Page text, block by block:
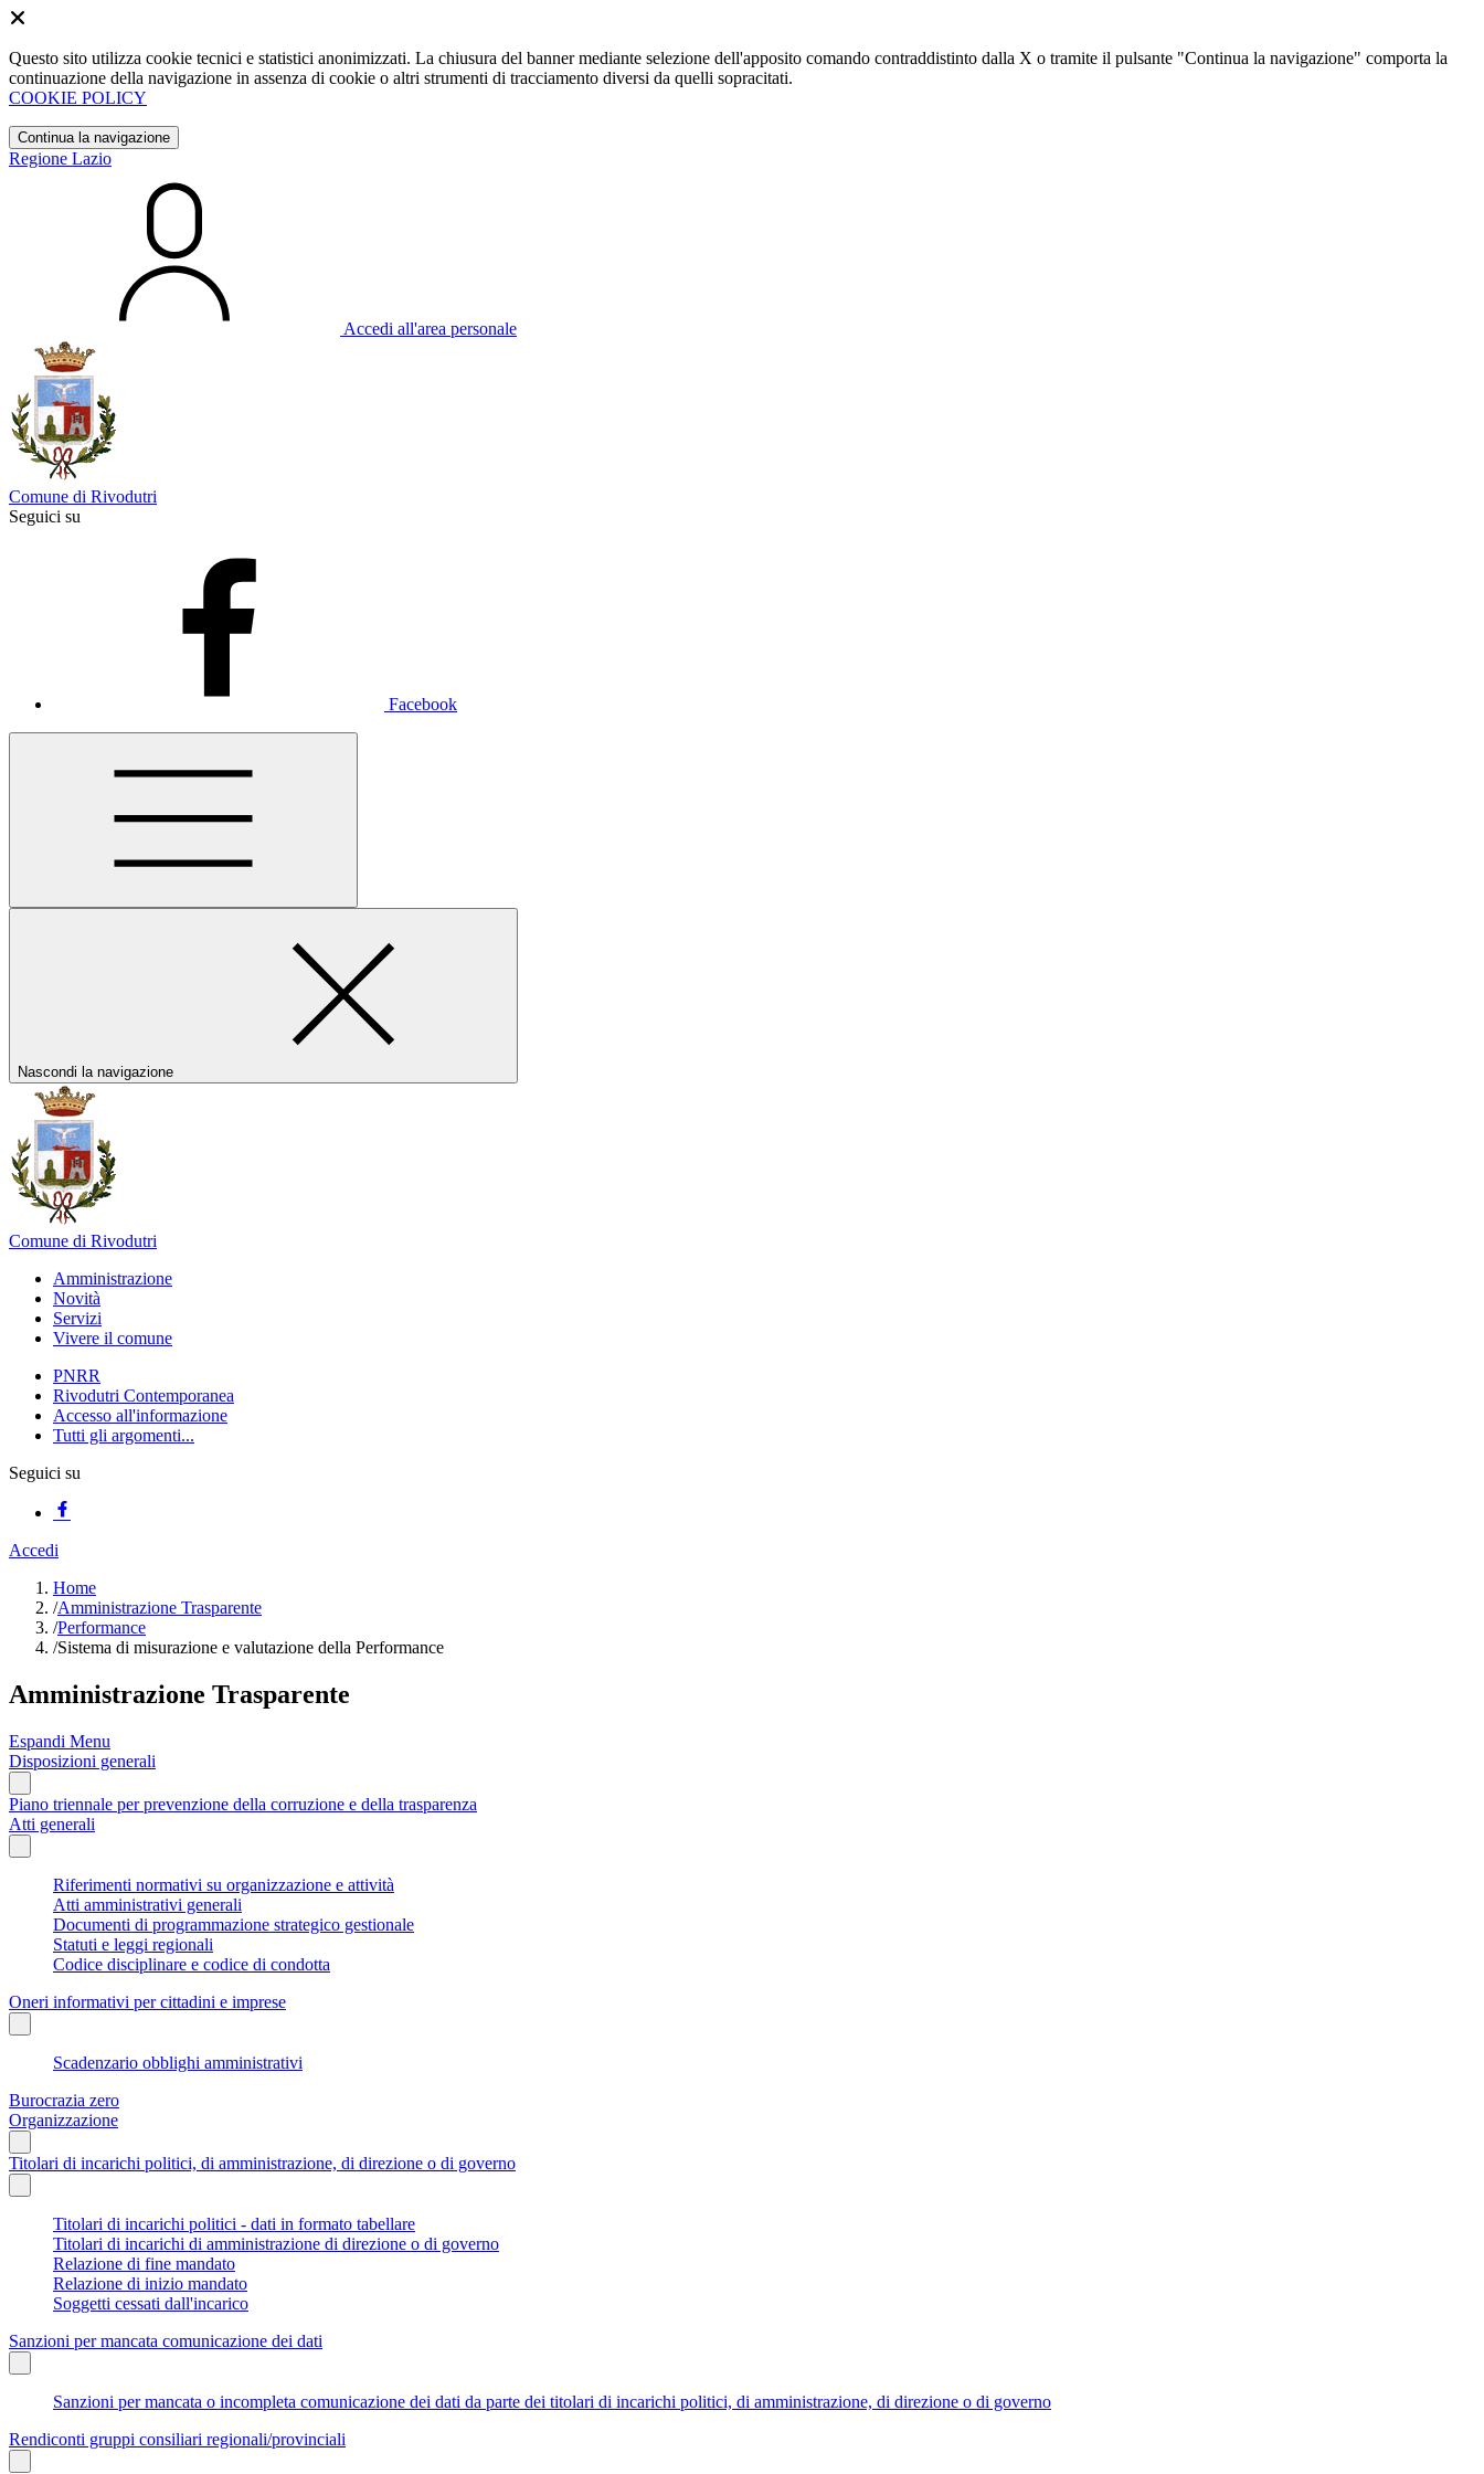
Questo sito utilizza cookie tecnici e statistici anonimizzati. La chiusura del banner mediante selezione dell'apposito comando contraddistinto dalla X o tramite il pulsante "Continua la navigazione" comporta la
continuazione della navigazione in assenza di cookie o altri strumenti di tracciamento diversi da quelli sopracitati.
COOKIE POLICY
Continua la navigazione
Regione Lazio
Accedi all'area personale
Comune di Rivodutri
Seguici su
Facebook
Nascondi la navigazione
Comune di Rivodutri
Amministrazione
Novità
Servizi
Vivere il comune
PNRR
Rivodutri Contemporanea
Accesso all'informazione
Tutti gli argomenti...
Seguici su
Accedi
Home
/Amministrazione Trasparente
/Performance
/Sistema di misurazione e valutazione della Performance
Amministrazione Trasparente
Espandi Menu
Disposizioni generali
Piano triennale per prevenzione della corruzione e della trasparenza
Atti generali
Riferimenti normativi su organizzazione e attività
Atti amministrativi generali
Documenti di programmazione strategico gestionale
Statuti e leggi regionali
Codice disciplinare e codice di condotta
Oneri informativi per cittadini e imprese
Scadenzario obblighi amministrativi
Burocrazia zero
Organizzazione
Titolari di incarichi politici, di amministrazione, di direzione o di governo
Titolari di incarichi politici - dati in formato tabellare
Titolari di incarichi di amministrazione di direzione o di governo
Relazione di fine mandato
Relazione di inizio mandato
Soggetti cessati dall'incarico
Sanzioni per mancata comunicazione dei dati
Sanzioni per mancata o incompleta comunicazione dei dati da parte dei titolari di incarichi politici, di amministrazione, di direzione o di governo
Rendiconti gruppi consiliari regionali/provinciali